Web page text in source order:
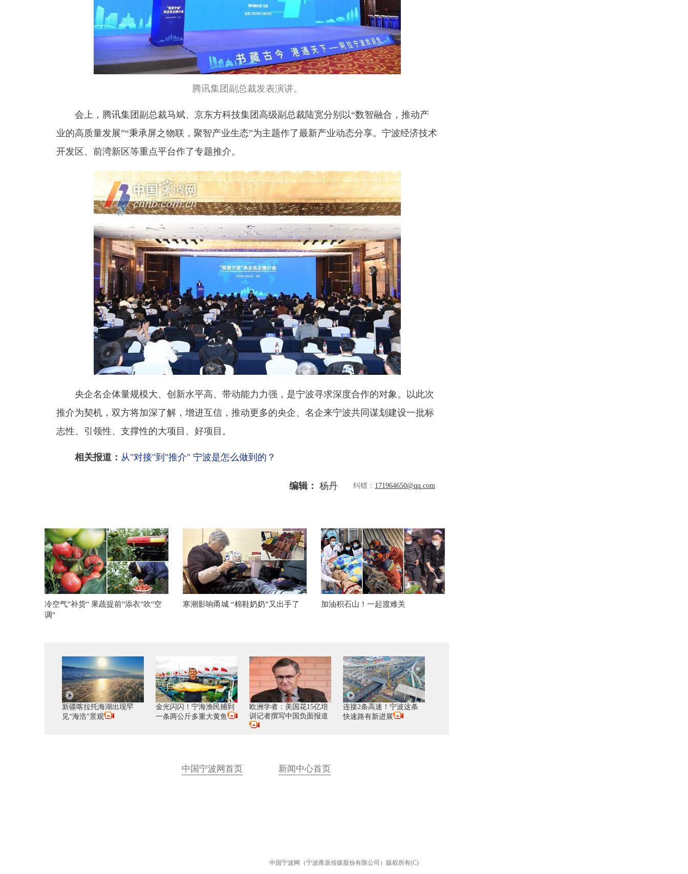
腾讯集团副总裁发表演讲。
会上，腾讯集团副总裁马斌、京东方科技集团高级副总裁陆宽分别以“数智融合，推动产
业的高质量发展”“秉承屏之物联，聚智产业生态”为主题作了最新产业动态分享。宁波经济技术
开发区、前湾新区等重点平台作了专题推介。
央企名企体量规模大、创新水平高、带动能力力强，是宁波寻求深度合作的对象。以此次
推介为契机，双方将加深了解，增进互信，推动更多的央企、名企来宁波共同谋划建设一批标
志性、引领性、支撑性的大项目、好项目。
相关报道： 从"对接"到"推介" 宁波是怎么做到的？
编辑： 杨丹 纠错： 171964650@qq.com
冷空气"补货" 果蔬提前"添衣"吹"空
调"
寒潮影响甬城 “棉鞋奶奶”又出手了 加油积石山！一起渡难关
新疆喀拉托海湖出现罕
见“海浩”景观
金光闪闪！宁海渔民捕到
一条两公斤多重大黄鱼
欧洲学者：美国花15亿培
训记者撰写中国负面报道
连接2条高速！宁波这条
快速路有新进展
中国宁波网首页 新闻中心首页
中国宁波网（宁波甬派传媒股份有限公司）版权所有(C)